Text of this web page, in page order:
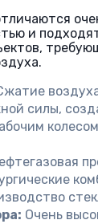
и
силы,
Очень